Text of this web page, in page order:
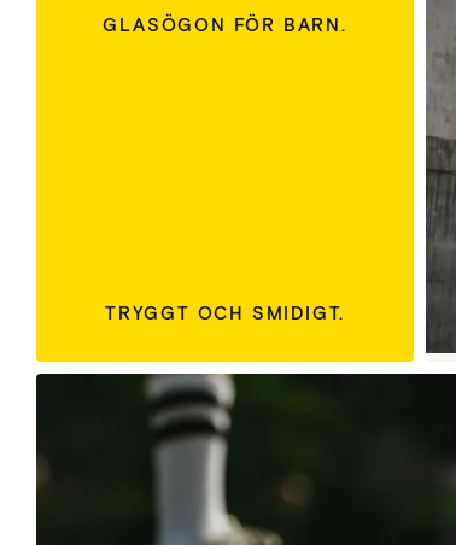
GLASÖGON FÖR BARN.
TRYGGT OCH SMIDIGT.